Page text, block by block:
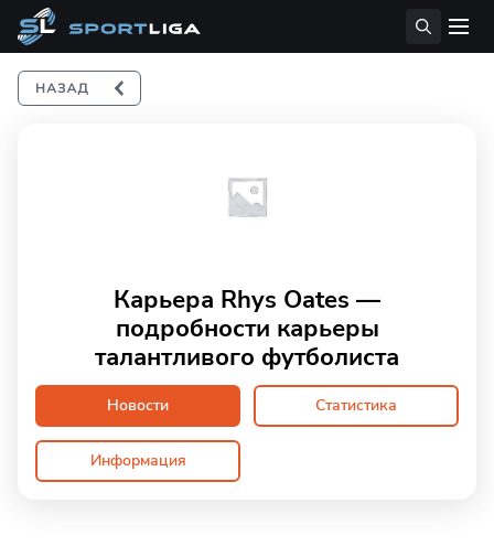
Карьера Rhys Oates —
подробности карьеры
талантливого футболиста
Новости Статистика
Информация